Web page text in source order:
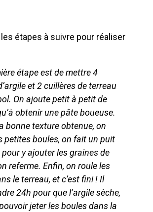
étapes à suivre pour réaliser
étape est de mettre 4
et 2 cuillères de terreau
On ajoute petit à petit de
obtenir une pâte boueuse.
bonne texture obtenue, on
petites boules, on fait un puit
y ajouter les graines de
referme. Enfin, on roule les
le terreau, et c’est fini ! Il
24h pour que l’argile sèche,
jeter les boules dans la